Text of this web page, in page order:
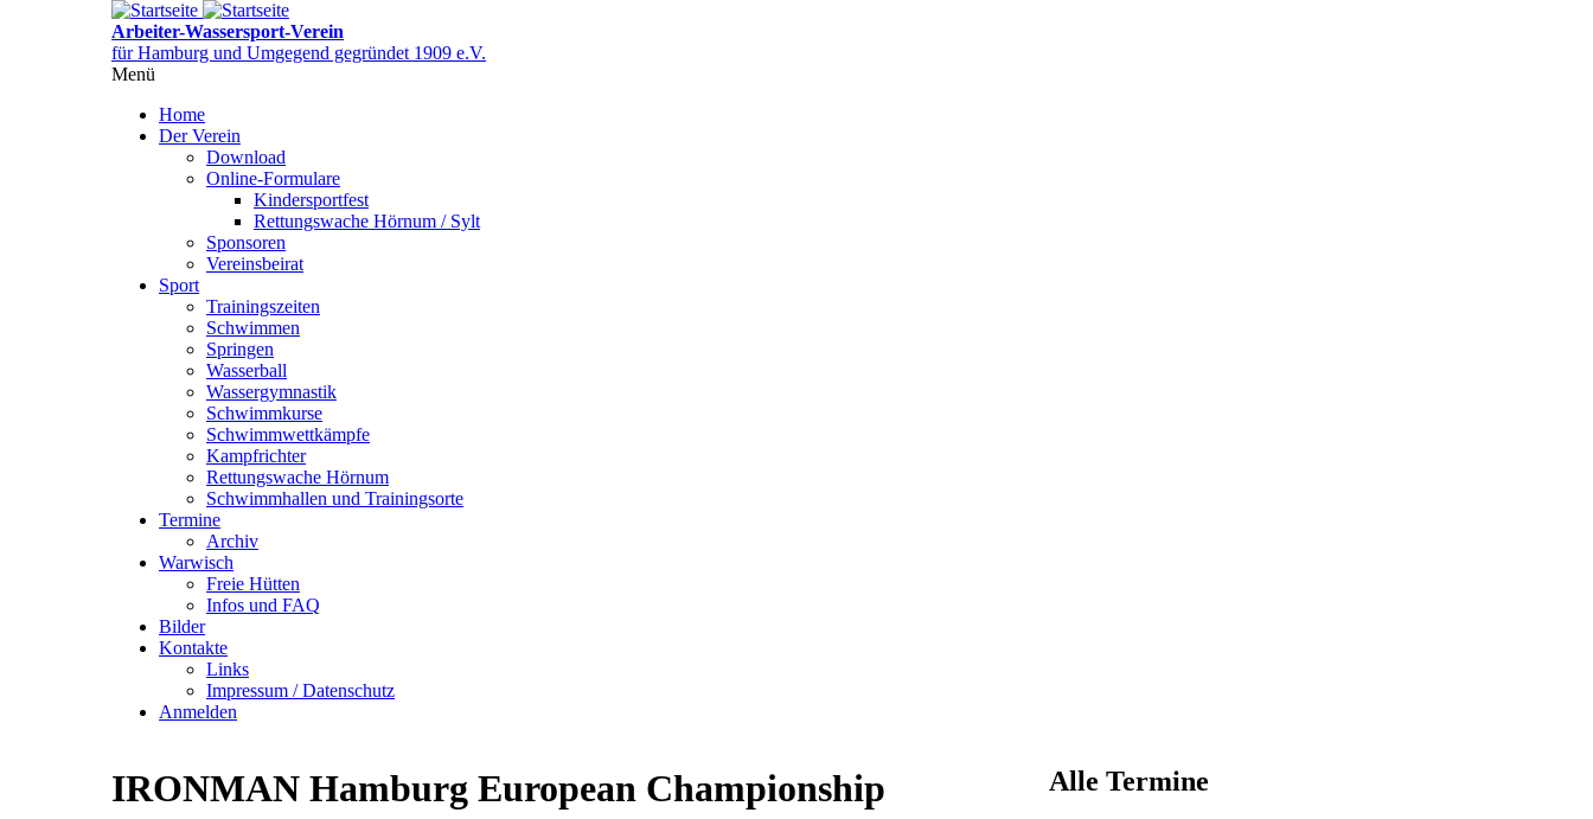
Arbeiter-Wassersport-Verein
für Hamburg und Umgegend gegründet 1909 e.V.
Menü
Home
Der Verein
Download
Online-Formulare
Kindersportfest
Rettungswache Hörnum / Sylt
Sponsoren
Vereinsbeirat
Sport
Trainingszeiten
Schwimmen
Springen
Wasserball
Wassergymnastik
Schwimmkurse
Schwimmwettkämpfe
Kampfrichter
Rettungswache Hörnum
Schwimmhallen und Trainingsorte
Termine
Archiv
Warwisch
Freie Hütten
Infos und FAQ
Bilder
Kontakte
Links
Impressum / Datenschutz
Anmelden
IRONMAN Hamburg European Championship Alle Termine